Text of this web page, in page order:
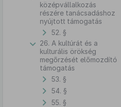
középvállalkozás
részére tanácsadáshoz
nyújtott támogatás
52. §
26. A kultúrát és a
kulturális örökség
megőrzését előmozdító
támogatás
53. §
54. §
55. §